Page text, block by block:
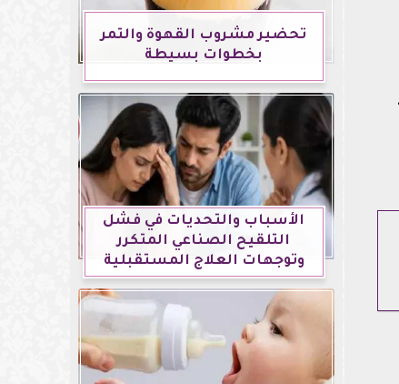
تحضير مشروب القهوة والتمر
بخطوات بسيطة
الأسباب والتحديات في فشل
التلقيح الصناعي المتكرر
وتوجهات العلاج المستقبلية